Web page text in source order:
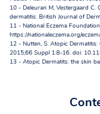
10 - Deleuran M, Vestergaard
dermatitis. British Journal of
11 - National Eczema
https://nationaleczema.org/
12 - Nutten, S. Atopic
2015;66 Suppl 1:8-16. doi:
13 - Atopic Dermatits: the skin